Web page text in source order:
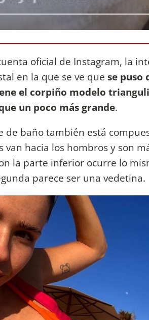
oficial de Instagram, la
en la que se ve que se puso
el corpiño modelo
un poco más grande.
de baño también está
van hacia los hombros y son
la parte inferior ocurre lo
parece ser una vedetina.